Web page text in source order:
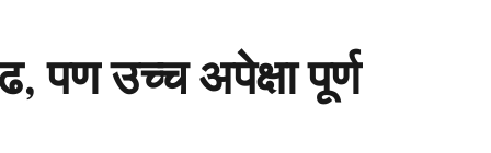
पण उच्च अपेक्षा पूर्ण